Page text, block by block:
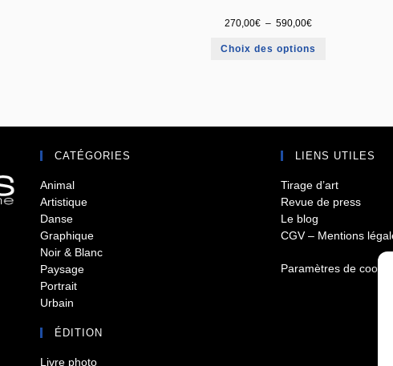
270,00€ – 590,00€
Choix des options
CATÉGORIES
Animal
Artistique
Danse
Graphique
Noir & Blanc
Paysage
Portrait
Urbain
ÉDITION
Livre photo
LIENS UTILES
Tirage d’art
Revue de press
Le blog
CGV – Mentions
Paramètres de cookies